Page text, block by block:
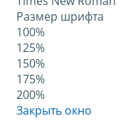
Размер шрифта
100%
125%
150%
175%
200%
Закрыть окно